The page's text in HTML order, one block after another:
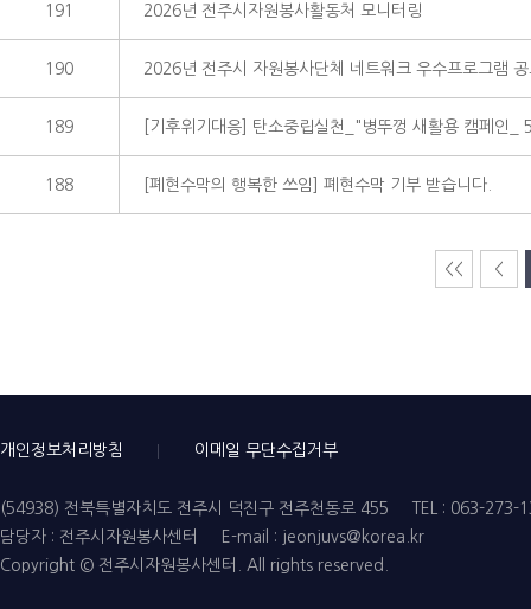
191 2026년 전주시자원봉사활동처 모니터링
190 2026년 전주시 자원봉사단체 네트워크 우수프로그램
189 [기후위기대응] 탄소중립실천_"병뚜껑 새활용 캠페인_
188 [폐현수막의 행복한 쓰임] 폐현수막 기부 받습니다.
<< <
개인정보처리방침 이메일 무단수집거부
(54938) 전북특별자치도 전주시 덕진구 전주천동로 455
TEL : 063-273-
담당자 : 전주시자원봉사센터
E-mail : jeonjuvs@korea.kr
Copyright © 전주시자원봉사센터. All rights reserved.